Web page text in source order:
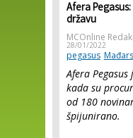
Afera
državu
MCOnline
28/01/2022
pegasus
Afera
kada su
od 180
špijunirano.